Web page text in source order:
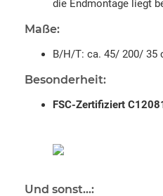
die Endmontage liegt
Maße:
B/H/T: ca. 45/ 200/ 35
Besonderheit:
FSC-Zertifiziert
Und sonst...: